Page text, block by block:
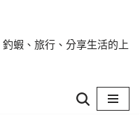
蝦、旅行、分享生活的上